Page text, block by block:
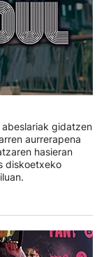
gidatzen
aurrerapena
hasieran
diskoetxeko